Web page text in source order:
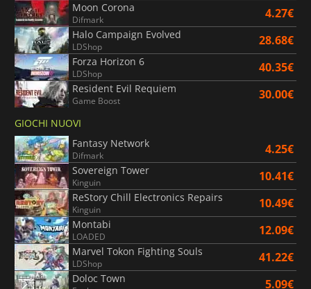
Moon Corona
Difmark 4.27€
Halo Campaign Evolved
LDShop 28.68€
Forza Horizon 6
LDShop 40.35€
Resident Evil Requiem
Game Boost 30.00€
GIOCHI NUOVI
Fantasy Network
Difmark 4.25€
Sovereign Tower
Kinguin 10.41€
ReStory Chill Electronics Repairs
Kinguin 10.49€
Montabi
LOADED 12.09€
Marvel Tokon Fighting Souls
LDShop 41.22€
Doloc Town 5.09€